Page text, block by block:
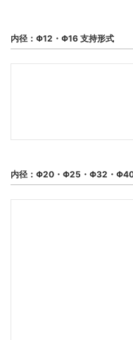
内径：Φ12・Φ16 支持形式
内径：Φ20・Φ25・Φ32・